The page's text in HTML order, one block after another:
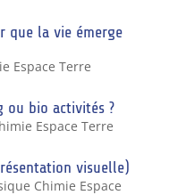
que la vie émerge
Espace Terre
ou bio activités ?
Espace Terre
visuelle)
Chimie Espace